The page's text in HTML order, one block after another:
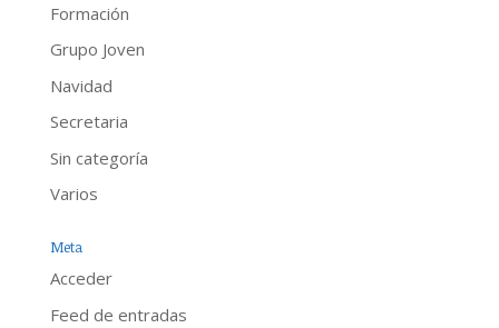
Formación
Grupo Joven
Navidad
Secretaria
Sin categoría
Varios
Meta
Acceder
Feed de entradas